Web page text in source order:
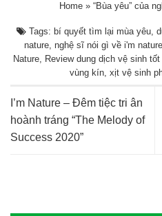
Home » “Bùa yêu” của
Tags: bí quyết tìm lại mùa yêu,
nature nghệ sĩ nói gì về i'm nature
Nature Review dung dịch vệ sinh tốt
vùng kín xịt vệ sinh
I’m Nature – Đêm tiệc tri ân
hoành tráng “The Melody of
Success 2020”